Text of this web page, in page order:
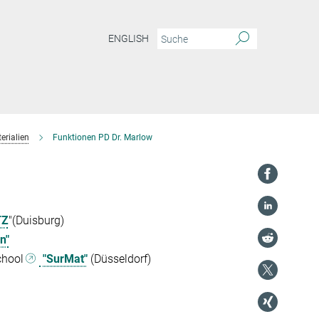
ENGLISH
Funktionen PD Dr. Marlow
"(Duisburg)
"SurMat"(Düsseldorf)